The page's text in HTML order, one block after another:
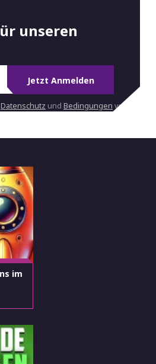
unseren
Jetzt Anmelden
Datenschutz und Bedingungen von
im